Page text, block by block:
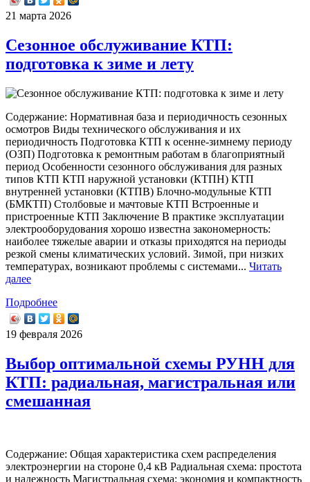
21 марта 2026
Сезонное обслуживание КТП:
подготовка к зиме и лету
Содержание: Нормативная база и периодичность сезонных
осмотров Виды технического обслуживания и их
периодичность Подготовка КТП к осенне-зимнему периоду
(ОЗП) Подготовка к ремонтным работам в благоприятный
период Особенности сезонного обслуживания для разных
типов КТП КТП наружной установки (КТПН) КТП
внутренней установки (КТПВ) Блочно-модульные КТП
(БМКТП) Столбовые и мачтовые КТП Встроенные и
пристроенные КТП Заключение В практике эксплуатации
электрооборудования хорошо известна закономерность:
наиболее тяжелые аварии и отказы приходятся на периоды
резкой смены климатических условий. Зимой, при низких
температурах, возникают проблемы с системами... Читать
далее
Подробнее
19 февраля 2026
Выбор оптимальной схемы РУНН для
КТП: радиальная, магистральная или
смешанная
Содержание: Общая характеристика схем распределения
электроэнергии на стороне 0,4 кВ Радиальная схема: простота
и надежность Магистральная схема: экономия и компактность